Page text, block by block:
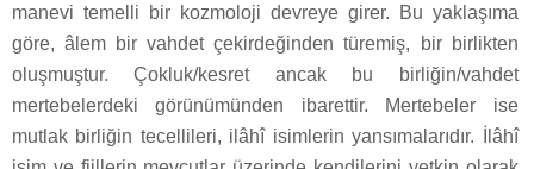
manevi temelli bir kozmoloji devreye girer. Bu yaklaşıma
göre, âlem bir vahdet çekirdeğinden türemiş, bir birlikten
oluşmuştur. Çokluk/kesret ancak bu birliğin/vahdet
mertebelerdeki görünümünden ibarettir. Mertebeler ise
mutlak birliğin tecellileri, ilâhî isimlerin yansımalarıdır. İlâhî